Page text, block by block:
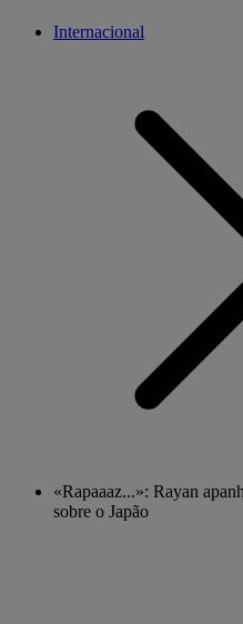
Internacional
«Rapaaaz...»: Rayan
sobre o Japão